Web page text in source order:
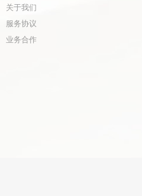
关于我们
服务协议
业务合作